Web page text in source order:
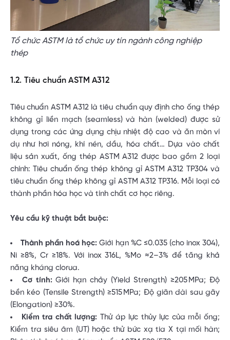
Tổ chức ASTM là tổ chức uy tín ngành công nghiệp
thép
1.2. Tiêu chuẩn ASTM A312
Tiêu chuẩn ASTM A312 là tiêu chuẩn quy định cho ống thép
không gỉ liền mạch (seamless) và hàn (welded) được sử
dụng trong các ứng dụng chịu nhiệt độ cao và ăn mòn ví
dụ như hơi nóng, khí nén, dầu, hóa chất… Dựa vào chất
liệu sản xuất, ống thép ASTM A312 được bao gồm 2 loại
chính: Tiêu chuẩn ống thép không gỉ ASTM A312 TP304 và
tiêu chuẩn ống thép không gỉ ASTM A312 TP316. Mỗi loại có
thành phần hóa học và tính chất cơ học riêng.
Yêu cầu kỹ thuật bắt buộc:
Thành phần hoá học: Giới hạn %C ≤0.035 (cho inox 304),
Ni ≥8%, Cr ≥18%. Với inox 316L, %Mo ≈2–3% để tăng khả
năng kháng clorua.
Cơ tính:Giới hạn chảy (Yield Strength) ≥205 MPa; Độ
bền kéo (Tensile Strength) ≥515 MPa; Độ giãn dài sau gãy
(Elongation) ≥30%.
Kiểm tra chất lượng: Thử áp lực thủy lực của mỗi ống;
Kiểm tra siêu âm (UT) hoặc thử bức xạ tia X tại mối hàn;